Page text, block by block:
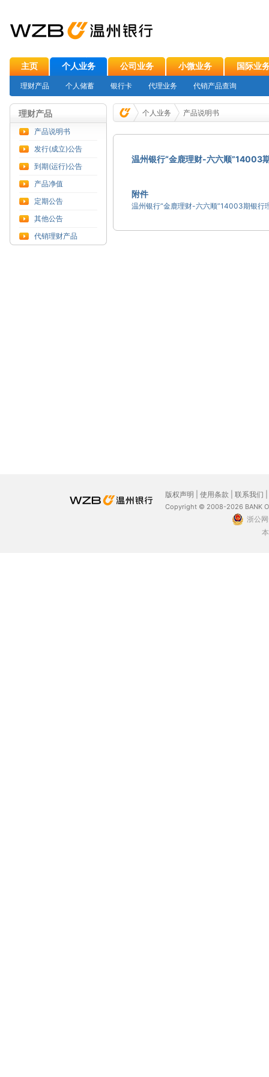
主页 个人业务 公司业务 小微业务 国际业
理财产品 个人储蓄 银行卡 代理业务 代销产品查询
理财产品
产品说明书
发行(成立)公告
到期(运行)公告
产品净值
定期公告
其他公告
代销理财产品
个人业务 产品说明书
温州银行“金鹿理财-六六顺”14003
附件
版权声明 使用条款 联系我们
Copyright © 2008-2026 BANK
浙公